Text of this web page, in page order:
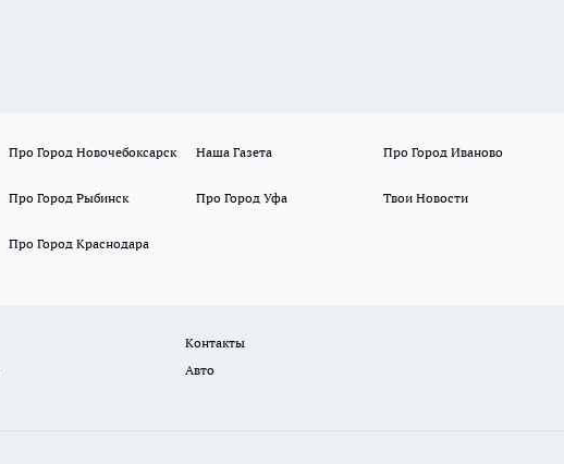
Про Город Новочебоксарск Наша Газета Про Город Иваново
Про Город Рыбинск Про Город Уфа Твои Новости
Про Город Краснодара
Контакты
Авто